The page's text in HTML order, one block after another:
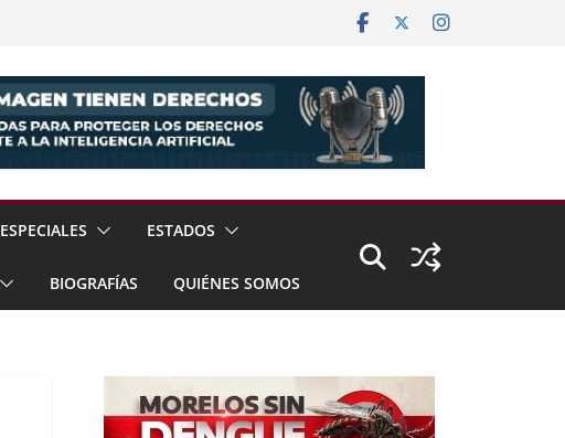
ESPECIALES ESTADOS
BIOGRAFÍAS QUIÉNES SOMOS